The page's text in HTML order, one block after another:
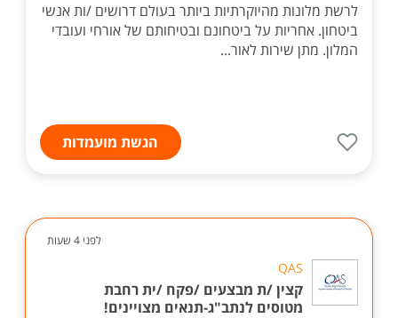
לרשת מלונות מהיוקרתיות ביותר בעולם דרושים /ות אנשי
ביטחון. אחריות על ביטחונם ובטיחותם של אורחי ועובדי
המלון. מתן שירות לאור...
הגשת מועמדות
לפני 4 שעות
QAS
קצין /ת מבצעים /פקח /ית רחבת
מטוסים לנתב"ג-תנאים מצויינים!